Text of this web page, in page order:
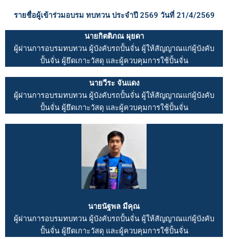
รายชื่อผู้เข้าร่วมอบรม ทบทวน ประจำปี 2569 วันที่ 21/4/2569
นายกิตติภณ ผุยดา
ผู้ผ่านการอบรมทบทวน ผู้บังคับรถปั้นจั่น ผู้ให้สัญญาณแก่ผู้บังคับ
ปั้นจั่น ผู้ยึดเกาะวัสดุ และผู้ควบคุมการใช้ปั้นจั่น
นายวีระ จันแดง
ผู้ผ่านการอบรมทบทวน ผู้บังคับรถปั้นจั่น ผู้ให้สัญญาณแก่ผู้บังคับ
ปั้นจั่น ผู้ยึดเกาะวัสดุ และผู้ควบคุมการใช้ปั้นจั่น
นายนัฐพล มีคุณ
ผู้ผ่านการอบรมทบทวน ผู้บังคับรถปั้นจั่น ผู้ให้สัญญาณแก่ผู้บังคับ
ปั้นจั่น ผู้ยึดเกาะวัสดุ และผู้ควบคุมการใช้ปั้นจั่น